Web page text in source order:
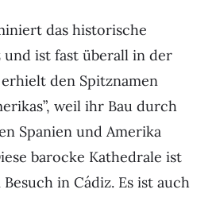
das historische
ist fast überall in der
den Spitznamen
weil ihr Bau durch
Spanien und Amerika
barocke Kathedrale ist
in Cádiz. Es ist auch